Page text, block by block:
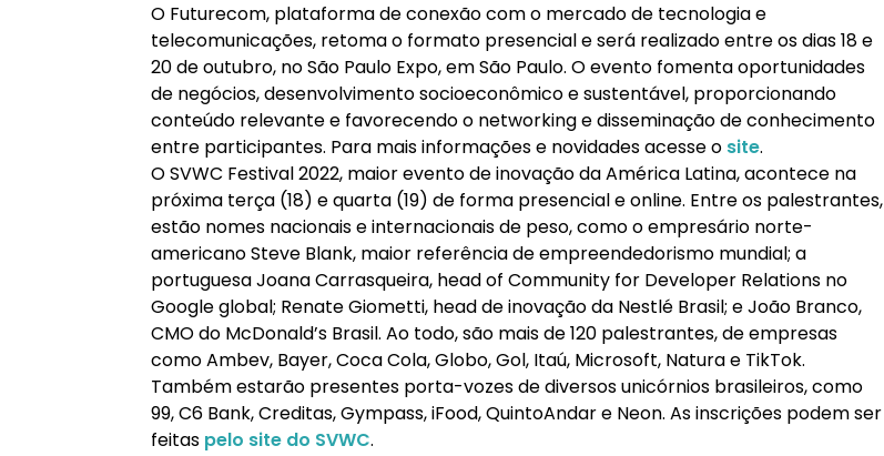
O Futurecom, plataforma de conexão com o mercado de tecnologia e
telecomunicações, retoma o formato presencial e será realizado entre os dias 18 e
20 de outubro, no São Paulo Expo, em São Paulo. O evento fomenta oportunidades
de negócios, desenvolvimento socioeconômico e sustentável, proporcionando
conteúdo relevante e favorecendo o networking e disseminação de conhecimento
entre participantes. Para mais informações e novidades acesse o site.
O SVWC Festival 2022, maior evento de inovação da América Latina, acontece na
próxima terça (18) e quarta (19) de forma presencial e online. Entre os palestrantes,
estão nomes nacionais e internacionais de peso, como o empresário norte-
americano Steve Blank, maior referência de empreendedorismo mundial; a
portuguesa Joana Carrasqueira, head of Community for Developer Relations no
Google global; Renate Giometti, head de inovação da Nestlé Brasil; e João Branco,
CMO do McDonald’s Brasil. Ao todo, são mais de 120 palestrantes, de empresas
como Ambev, Bayer, Coca Cola, Globo, Gol, Itaú, Microsoft, Natura e TikTok.
Também estarão presentes porta-vozes de diversos unicórnios brasileiros, como
99, C6 Bank, Creditas, Gympass, iFood, QuintoAndar e Neon. As inscrições podem ser
feitas pelo site do SVWC.